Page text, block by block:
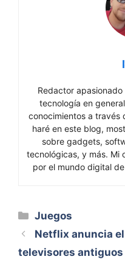
Redactor
tecnología en
conocimientos a través
haré en este blog,
sobre gadgets,
tecnológicas, y más. Mi
por el mundo digital
Categorías
Juegos
Netflix anuncia
televisores antiguos